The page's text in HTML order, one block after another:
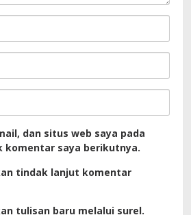
dan situs web saya pada
komentar saya berikutnya.
tindak lanjut komentar
tulisan baru melalui surel.